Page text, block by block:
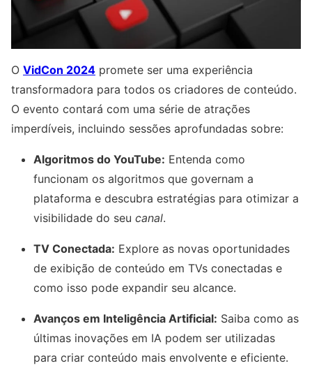
O VidCon 2024 promete ser uma experiência
transformadora para todos os criadores de conteúdo.
O evento contará com uma série de atrações
imperdíveis, incluindo sessões aprofundadas sobre:
Algoritmos do YouTube: Entenda como
funcionam os algoritmos que governam a
plataforma e descubra estratégias para otimizar a
visibilidade do seu canal.
TV Conectada: Explore as novas oportunidades
de exibição de conteúdo em TVs conectadas e
como isso pode expandir seu alcance.
Avanços em Inteligência Artificial: Saiba como as
últimas inovações em IA podem ser utilizadas
para criar conteúdo mais envolvente e eficiente.